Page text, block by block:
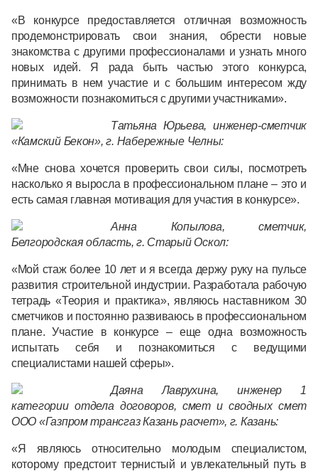
«В конкурсе предоставляется отличная возможность
продемонстрировать свои знания, обрести новые
знакомства с другими профессионалами и узнать много
новых идей. Я рада быть частью этого конкурса,
принимать в нем участие и с большим интересом жду
возможности познакомиться с другими участниками».
ТатьянаЮрьева, инженер-сметчик
«Камский Бекон», г. Набережные Челны:
«Мне снова хочется проверить свои силы, посмотреть
насколько я выросла в профессиональном плане – это и
есть самая главная мотивация для участия в конкурсе».
Анна Копылова, сметчик,
Белгородская область, г. Старый Оскол:
«Мой стаж более 10 лет и я всегда держу руку на пульсе
развития строительной индустрии. Разработала рабочую
тетрадь «Теория и практика», являюсь наставником 30
сметчиков и постоянно развиваюсь в профессиональном
плане. Участие в конкурсе – еще одна возможность
испытать себя и познакомиться с ведущими
специалистами нашей сферы».
Даяна Лаврухина, инженер 1
категории отдела договоров, смет и сводных смет
ООО «Газпром трансгаз Казань расчет», г. Казань:
«Я являюсь относительно молодым специалистом,
которому предстоит тернистый и увлекательный путь в